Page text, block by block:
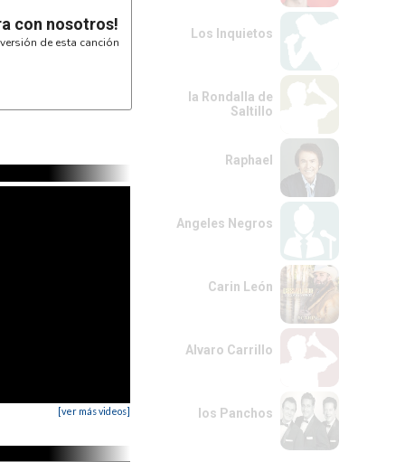
con nosotros!
de esta canción
[ver más videos]
Los Inquietos
la Rondalla de
Saltillo
Raphael
Angeles Negros
Carin León
Alvaro Carrillo
los Panchos